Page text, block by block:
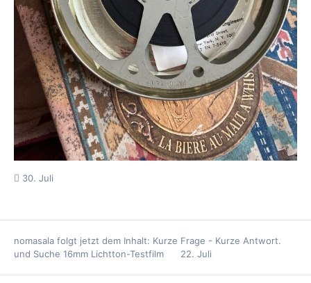
30. Juli
nomasala folgt jetzt dem Inhalt: Kurze Frage - Kurze Antwort.
und Suche 16mm Lichtton-Testfilm 22. Juli